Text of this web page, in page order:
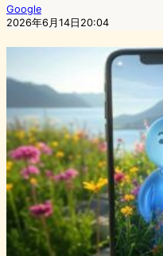
Google
2026年6月14日20:04